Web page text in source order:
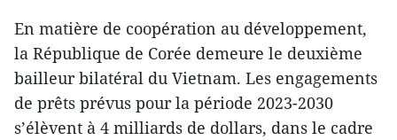
En matière de coopération au développement,
la République de Corée demeure le deuxième
bailleur bilatéral du Vietnam. Les engagements
de prêts prévus pour la période 2023-2030
s’élèvent à 4 milliards de dollars, dans le cadre